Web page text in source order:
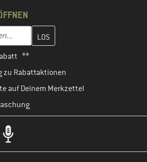
Adresse ein und erstelle im nächsten
**
zu Rabattaktionen
auf Deinem Merkzettel